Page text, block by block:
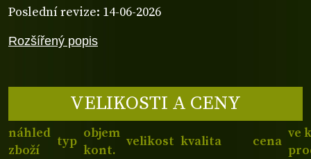
Rozšířený popis
Poslední revize: 14-06-2026
VELIKOSTI A CENY
náhled
zboží
typ
objem
kont.
velikost kvalita cena
ve